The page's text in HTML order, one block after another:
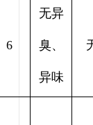
6
无异
臭、
异味